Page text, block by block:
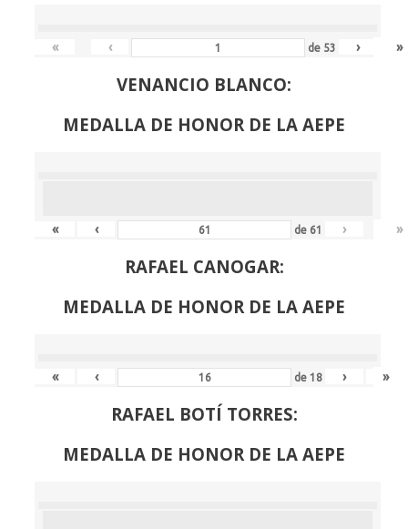
« ‹ de 53 › »
VENANCIO BLANCO:
MEDALLA DE HONOR DE LA AEPE
« ‹ de 61 › »
RAFAEL CANOGAR:
MEDALLA DE HONOR DE LA AEPE
« ‹ de18 › »
RAFAEL BOTÍ TORRES:
MEDALLA DE HONOR DE LA AEPE